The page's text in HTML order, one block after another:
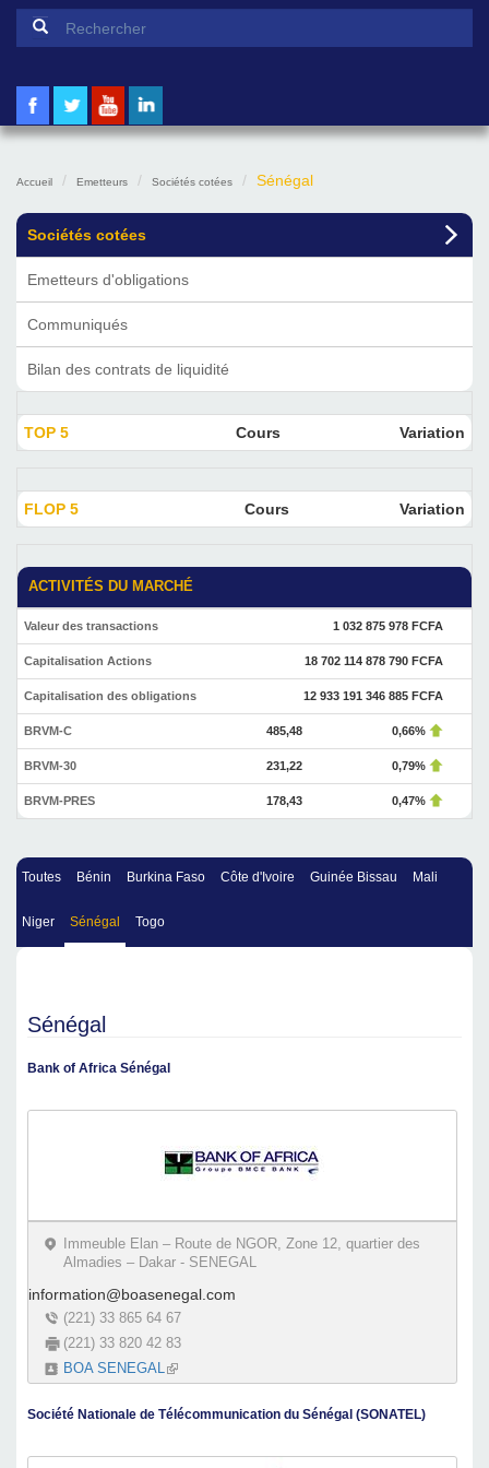
Formulaire de recherche
Accueil Emetteurs Sociétés cotées Sénégal
Sociétés cotées
Emetteurs d'obligations
Communiqués
Bilan des contrats de liquidité
TOP 5 Cours Variation
FLOP 5 Cours Variation
ACTIVITÉS DU MARCHÉ
Valeur des transactions 1 032 875 978 FCFA
Capitalisation Actions 18 702 114 878 790 FCFA
Capitalisation des obligations 12 933 191 346 885 FCFA
BRVM-C 485,48 0,66%
BRVM-30 231,22 0,79%
BRVM-PRES 178,43 0,47%
Toutes Bénin Burkina Faso Côte d'Ivoire Guinée Bissau Mali
Niger Sénégal Togo
Sénégal
Bank of Africa Sénégal
Immeuble Elan – Route de NGOR, Zone 12, quartier des
Almadies – Dakar - SENEGAL
information@boasenegal.com
(221) 33 865 64 67
(221) 33 820 42 83
BOA SENEGAL(link is external)
Société Nationale de Télécommunication du Sénégal (SONATEL)